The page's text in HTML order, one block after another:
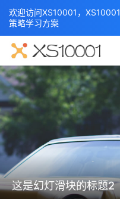
这是幻灯滑块的标题2
欢迎访问XS10001，
策略学习方案